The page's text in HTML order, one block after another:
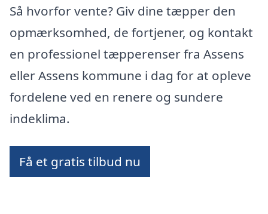
Så hvorfor vente? Giv dine tæpper den
opmærksomhed, de fortjener, og kontakt
en professionel tæpperenser fra Assens
eller Assens kommune i dag for at opleve
fordelene ved en renere og sundere
indeklima.
Få et gratis tilbud nu